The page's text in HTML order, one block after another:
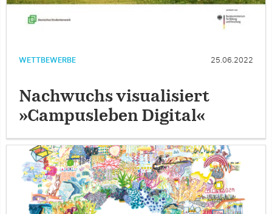
WETTBEWERBE 25.06.2022
Nachwuchs visualisiert
»Campusleben Digital«